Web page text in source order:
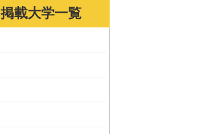
掲載大学一覧